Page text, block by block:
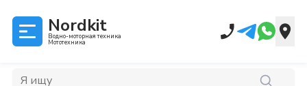
Nordkit
Водно-моторная техника
Мототехника